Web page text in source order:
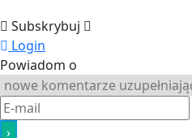
Subskrybuj
Login
Powiadom o